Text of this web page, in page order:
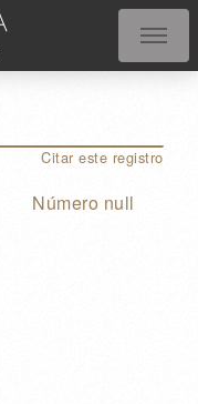
Citar este registro